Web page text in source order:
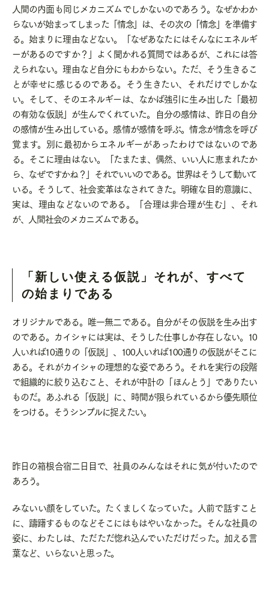
人間の内面も同じメカニズムでしかないのであろう。なぜかわか
らないが始まってしまった「情念」は、その次の「情念」を準備す
る。始まりに理由などない。「なぜあなたにはそんなにエネルギ
ーがあるのですか？」よく聞かれる質問ではあるが、これには答
えられない。理由など自分にもわからない。ただ、そう生きるこ
とが幸せに感じるのである。そう生きたい、それだけでしかな
い。そして、そのエネルギーは、なかば強引に生み出した「最初
の有効な仮説」が生んでくれていた。自分の感情は、昨日の自分
の感情が生み出している。感情が感情を呼ぶ。情念が情念を呼び
覚ます。別に最初からエネルギーがあったわけではないのであ
る。そこに理由はない。「たまたま、偶然、いい人に恵まれたか
ら、なぜですかね？」それでいいのである。世界はそうして動いて
いる。そうして、社会変革はなされてきた。明確な目的意識に、
実は、理由などないのである。「合理は非合理が生む」、それ
が、人間社会のメカニズムである。
「新しい使える仮説」それが、すべて
の始まりである
オリジナルである。唯一無二である。自分がその仮説を生み出す
のである。カイシャには実は、そうした仕事しか存在しない。 10
人いれば10通りの「仮説」、 100人いれば100通りの仮説がそこに
ある。それがカイシャの理想的な姿であろう。それを実行の段階
で組織的に絞り込むこと、それが中計の「ほんとう」でありたい
ものだ。あふれる「仮説」に、時間が限られているから優先順位
をつける。そうシンプルに捉えたい。
昨日の箱根合宿二日目で、社員のみんなはそれに気が付いたので
あろう。
みないい顔をしていた。たくましくなっていた。人前で話すこと
に、躊躇するものなどそこにはもはやいなかった。そんな社員の
姿に、わたしは、ただただ惚れ込んでいただけだった。加える言
葉など、いらないと思った。